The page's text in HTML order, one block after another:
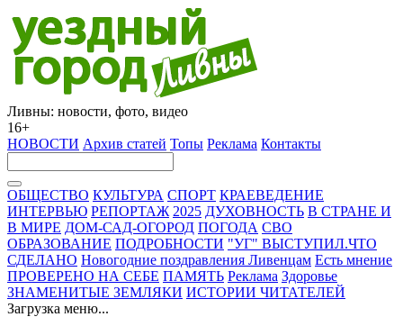
Ливны: новости, фото, видео
16+
НОВОСТИ Архив статей Топы Реклама Контакты
ОБЩЕСТВО КУЛЬТУРА СПОРТ КРАЕВЕДЕНИЕ
ИНТЕРВЬЮ РЕПОРТАЖ 2025 ДУХОВНОСТЬ В СТРАНЕ И
В МИРЕ ДОМ-САД-ОГОРОД ПОГОДА СВО
ОБРАЗОВАНИЕ ПОДРОБНОСТИ "УГ" ВЫСТУПИЛ.ЧТО
СДЕЛАНО Новогодние поздравления Ливенцам Есть мнение
ПРОВЕРЕНО НА СЕБЕ ПАМЯТЬ Реклама Здоровье
ЗНАМЕНИТЫЕ ЗЕМЛЯКИ ИСТОРИИ ЧИТАТЕЛЕЙ
Загрузка меню...